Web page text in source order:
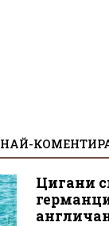
НАЙ-
Цигани